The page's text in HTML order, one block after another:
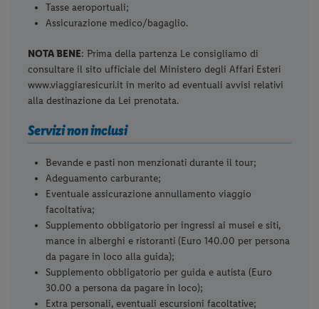
Tasse aeroportuali;
Assicurazione medico/bagaglio.
NOTA BENE: Prima della partenza Le consigliamo di
consultare il sito ufficiale del Ministero degli Affari Esteri
www.viaggiaresicuri.it in merito ad eventuali avvisi relativi
alla destinazione da Lei prenotata.
Servizi non inclusi
Bevande e pasti non menzionati durante il tour;
Adeguamento carburante;
Eventuale assicurazione annullamento viaggio
facoltativa;
Supplemento obbligatorio per ingressi ai musei e siti,
mance in alberghi e ristoranti (Euro 140.00 per persona
da pagare in loco alla guida);
Supplemento obbligatorio per guida e autista (Euro
30.00 a persona da pagare in loco);
Extra personali, eventuali escursioni facoltative;